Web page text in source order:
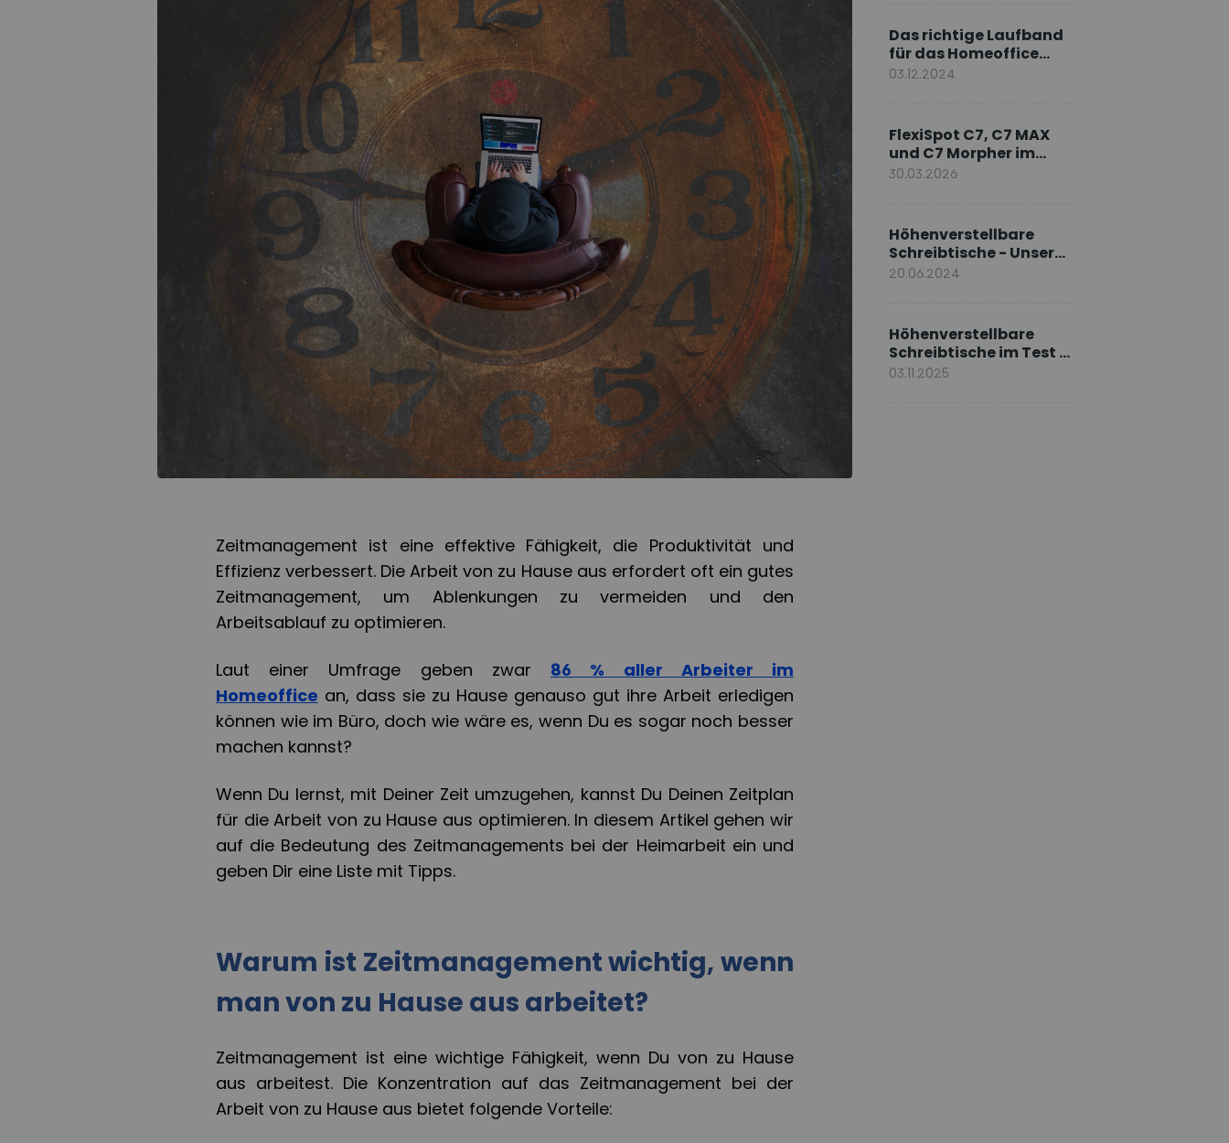
Zeitmanagement ist eine effektive Fähigkeit, die Produktivität und
Effizienz verbessert. Die Arbeit von zu Hause aus erfordert oft ein gutes
Zeitmanagement, um Ablenkungen zu vermeiden und den
Arbeitsablauf zu optimieren.
Laut einer Umfrage geben zwar 86 % aller Arbeiter im
Homeoffice an, dass sie zu Hause genauso gut ihre Arbeit erledigen
können wie im Büro, doch wie wäre es, wenn Du es sogar noch besser
machen kannst?
Wenn Du lernst, mit Deiner Zeit umzugehen, kannst Du Deinen Zeitplan
für die Arbeit von zu Hause aus optimieren. In diesem Artikel gehen wir
auf die Bedeutung des Zeitmanagements bei der Heimarbeit ein und
geben Dir eine Liste mit Tipps.
Warum ist Zeitmanagement wichtig, wenn
man von zu Hause aus arbeitet?
Zeitmanagement ist eine wichtige Fähigkeit, wenn Du von zu Hause
aus arbeitest. Die Konzentration auf das Zeitmanagement bei der
Arbeit von zu Hause aus bietet folgende Vorteile:
Das richtige Laufband
für das Homeoffice
wählen
03.12.2024
FlexiSpot C7, C7 MAX
und C7 Morpher im
Vergleich: Welches
30.03.2026
Höhenverstellbare
Schreibtische - Unsere
E7-Serie
20.06.2024
Höhenverstellbare
Schreibtische im Test –
Die besten Standing
03.11.2025